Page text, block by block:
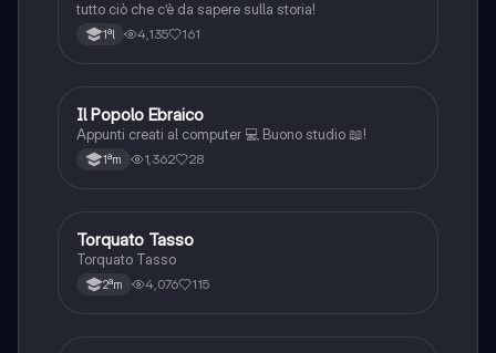
tutto ciò che c’è da sapere sulla storia!
1ªl 4,135 161
Storia
Il Popolo Ebraico
Appunti creati al computer 💻 Buono studio 📖!
1ªm 1,362 28
Storia
Torquato Tasso
Torquato Tasso
2ªm 4,076 115